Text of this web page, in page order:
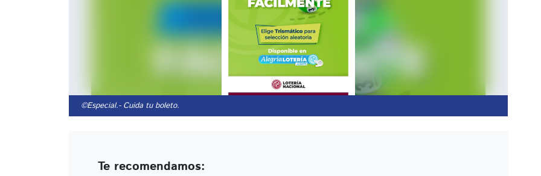
©Especial.- Cuida tu boleto.
Te recomendamos: